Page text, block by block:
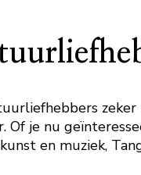
je nu
en muziek,